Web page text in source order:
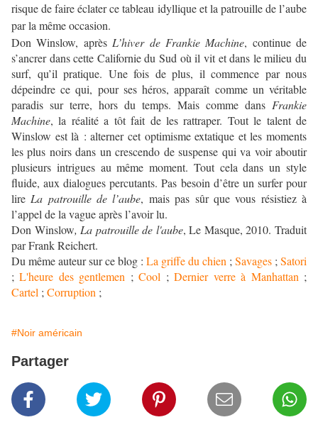
risque de faire éclater ce tableau idyllique et la patrouille de l’aube
par la même occasion.
Don Winslow, après L’hiver de Frankie Machine, continue de
s’ancrer dans cette Californie du Sud où il vit et dans le milieu du
surf, qu’il pratique. Une fois de plus, il commence par nous
dépeindre ce qui, pour ses héros, apparaît comme un véritable
paradis sur terre, hors du temps. Mais comme dans Frankie
Machine, la réalité a tôt fait de les rattraper. Tout le talent de
Winslow est là : alterner cet optimisme extatique et les moments
les plus noirs dans un crescendo de suspense qui va voir aboutir
plusieurs intrigues au même moment. Tout cela dans un style
fluide, aux dialogues percutants. Pas besoin d’être un surfer pour
lire La patrouille de l’aube, mais pas sûr que vous résistiez à
l’appel de la vague après l’avoir lu.
Don Winslow, La patrouille de l'aube, Le Masque, 2010. Traduit
par Frank Reichert.
Du même auteur sur ce blog : La griffe du chien ; Savages ; Satori
;L'heure des gentlemen ;Cool ;Dernier verre à Manhattan ;
Cartel ; Corruption ;
#Noir américain
Partager